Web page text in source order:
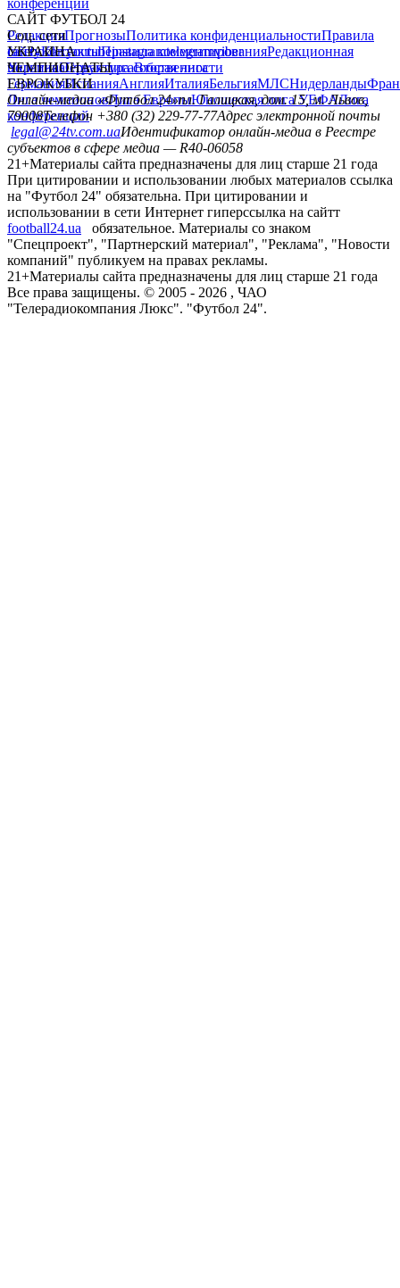
конференций
САЙТ ФУТБОЛ 24
РедакцияПрогнозыПолитика конфиденциальностиПравила
сайтуКонтактыПравила комментированияРедакционная
политикаСтруктура собственности
Соц. сети
facebookxyoutubeinstagramtelegramviber
УКРАИНА
УкраинаПервая лигаВторая лига
ЧЕМПИОНАТЫ
ГерманияИспанияАнглияИталияБельгияМЛСНидерланды
ЕВРОКУБКИ
Лига чемпионовЛига ЕвропыЮношеская лига УЕФАЛига
конференций
Онлайн-медиа «Футбол 24»пл. Галицкая, дом. 15, м. Львов,
79008Телефон +380 (32) 229-77-77Адрес электронной почты
legal@24tv.com.uaИдентификатор онлайн-медиа в Реестре
субъектов в сфере медиа — R40-06058
21+Материалы сайта предназначены для лиц старше 21 года
При цитировании и использовании любых материалов ссылка
на "Футбол 24" обязательна. При цитировании и
использовании в сети Интернет гиперссылка на сайтт
football24.ua
обязательное. Материалы со знаком
"Спецпроект", "Партнерский материал", "Реклама", "Новости
компаний" публикуем на правах рекламы.
21+Материалы сайта предназначены для лиц старше 21 года
Все права защищены. © 2005 - 2026 , ЧАО
"Телерадиокомпания Люкс". "Футбол 24".